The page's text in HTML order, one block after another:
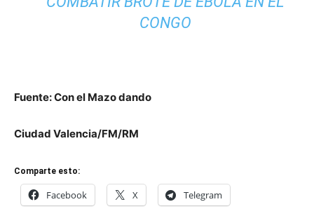
CONGO
Fuente: Con el Mazo dando
Ciudad Valencia/FM/RM
Comparte esto:
Facebook X Telegram